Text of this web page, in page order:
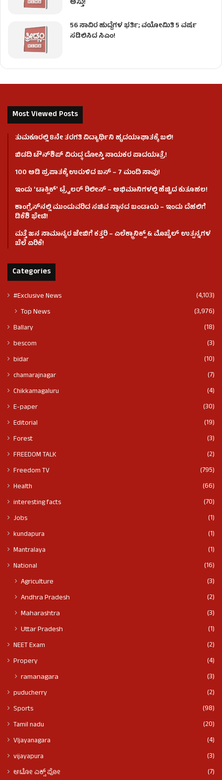
ಅಸ್ತು!
56 ಸಾವಿರ ಹುದ್ದೆಗಳ ಭರ್ತಿ; ವಯೋಮಿತಿ 5 ವರ್ಷ
ಸಡಿಲಿಸಿದ ಸಿಎಂ!
Most Viewed Posts
ತುಮಕೂರಲ್ಲಿ 8ನೇ ತರಗತಿ ವಿದ್ಯಾರ್ಥಿನಿ ಹೃದಯಾಘಾತಕ್ಕೆ ಬಲಿ!
ಬಿಡದಿ ಟೌನ್‌ಶಿಪ್‌ ವಿರುದ್ಧ ದೋಸ್ತಿ ನಾಯಕರ ಪಾದಯಾತ್ರೆ!
100 ಅಡಿ ಪ್ರಪಾತಕ್ಕೆ ಉರುಳಿದ ಬಸ್‌ – 7 ಮಂದಿ ಸಾವು!
ಇಂದು ʻಟಾಕ್ಸಿಕ್ʼ ಟ್ರೈಲರ್ ರಿಲೀಸ್‌ – ಅಭಿಮಾನಿಗಳಲ್ಲಿ ಹೆಚ್ಚಿದ ಕುತೂಹಲ!
ಕಾಂಗ್ರೆಸ್​ನಲ್ಲಿ ಮುಂದುವರಿದ ಸಚಿವ ಸ್ಥಾನದ ಬಂಡಾಯ – ಇಂದು ದೆಹಲಿಗೆ
ಡಿಕೆಶಿ ಭೇಟಿ!
ಮತ್ತೆ ಜನ ಸಾಮಾನ್ಯರ ಜೇಬಿಗೆ ಕತ್ತರಿ – ಎಲೆಕ್ಟ್ರಾನಿಕ್ಸ್ & ಮೊಬೈಲ್ ಉತ್ಪನ್ನಗಳ
ಬೆಲೆ ಏರಿಕೆ!
Categories
#Exclusive News (4,103)
Top News (3,976)
Ballary
(18)
bescom
(3)
bidar
(10)
chamarajnagar
(7)
Chikkamagaluru
(4)
E-paper
(30)
Editorial
(19)
Forest
(3)
FREEDOM TALK
(2)
Freedom TV
(795)
Health
(66)
interesting facts
(70)
Jobs
(1)
kundapura
(1)
Mantralaya
(1)
National
(16)
Agriculture
(3)
Andhra Pradesh
(2)
Maharashtra
(3)
Uttar Pradesh
(1)
NEET Exam
(2)
Propery
(4)
ramanagara (3)
puducherry
(2)
Sports
(98)
Tamil nadu
(20)
VIjayanagara
(4)
vijayapura
(3)
ಆಟೋ ಎಕ್ಸ್ ಪೋ
(7)